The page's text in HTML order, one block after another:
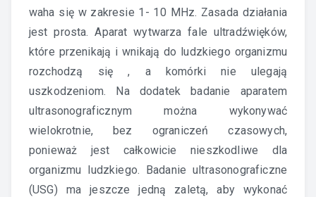
waha się w zakresie 1- 10 MHz. Zasada działania
jest prosta. Aparat wytwarza fale ultradźwięków,
które przenikają i wnikają do ludzkiego organizmu
rozchodzą się , a komórki nie ulegają
uszkodzeniom. Na dodatek badanie aparatem
ultrasonograficznym można wykonywać
wielokrotnie, bez ograniczeń czasowych,
ponieważ jest całkowicie nieszkodliwe dla
organizmu ludzkiego. Badanie ultrasonograficzne
(USG) ma jeszcze jedną zaletą, aby wykonać